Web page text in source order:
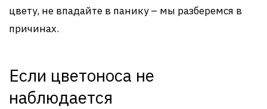
цвету, не впадайте в панику – мы разберемся в
причинах.
Если цветоноса не
наблюдается